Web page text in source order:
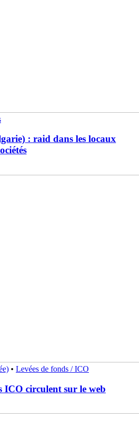
: raid dans les locaux
• Levées de fonds / ICO
ICO circulent sur le web